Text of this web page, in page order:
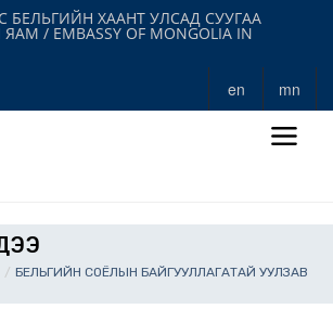
БЕЛЬГИЙН ХААНТ УЛСАД СУУГАА
/ EMBASSY OF MONGOLIA IN
en mn
БЕЛЬГИЙН СОЁЛЫН БАЙГУУЛЛАГАТАЙ УУЛЗАВ